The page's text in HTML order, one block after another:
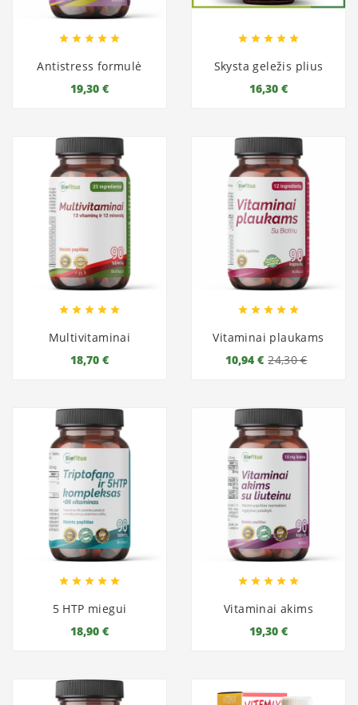
    
Antistress formulė
19,30 €
    
Skysta geležis plius
16,30 €
    
Multivitaminai
18,70 €
    
Vitaminai plaukams
10,94 € 24,30 €
    
5 HTP miegui
18,90 €
    
Vitaminai akims
19,30 €